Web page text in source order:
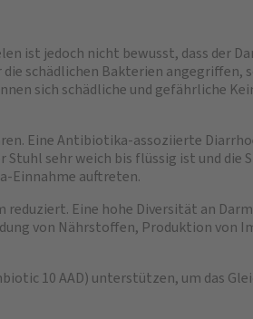
ist jedoch nicht bewusst, dass der
schädlichen Bakterien angegriffen,
sich schädliche und gefährliche
Eine Antibiotika-assoziierte
sehr weich bis flüssig ist und die
Einnahme auftreten.
Eine hohe Diversität an
von Nährstoffen, Produktion von
10 AAD) unterstützen, um das